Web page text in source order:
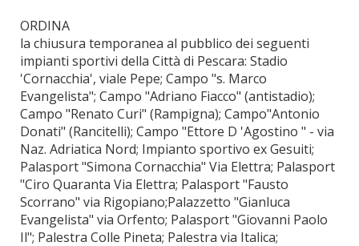
ORDINA
la chiusura temporanea al pubblico dei seguenti
impianti sportivi della Città di Pescara: Stadio
'Cornacchia', viale Pepe; Campo "s. Marco
Evangelista"; Campo "Adriano Fiacco" (antistadio);
Campo "Renato Curi" (Rampigna); Campo"Antonio
Donati" (Rancitelli); Campo "Ettore D 'Agostino " - via
Naz. Adriatica Nord; Impianto sportivo ex Gesuiti;
Palasport "Simona Cornacchia" Via Elettra; Palasport
"Ciro Quaranta Via Elettra; Palasport "Fausto
Scorrano" via Rigopiano;Palazzetto "Gianluca
Evangelista" via Orfento; Palasport "Giovanni Paolo
Il"; Palestra Colle Pineta; Palestra via Italica;